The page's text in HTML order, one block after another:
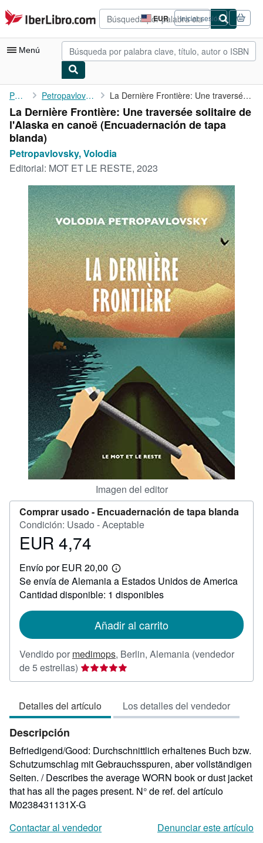
Pasar al contenido principal
IberLibro.com EUR
Preferencias
de
compra
del
Iniciar sesión
Menú
Mi cuenta
Consultar mis pedidos
Búsqueda avanzada
Colecciones
Arte y coleccionismo
Vendedores
Comenzar a vender
Ayuda
CERRAR
Portada Petropavlovsky, Volodia La Dernière Frontière: Une traversée solitaire de l'Alaska en ...
La Dernière Frontière: Une traversée solitaire de
l'Alaska en canoë (Encuadernación de tapa
blanda)
Petropavlovsky, Volodia
Editorial: MOT ET LE RESTE, 2023
Imagen del editor
Comprar usado - Encuadernación de tapa blanda
Condición: Usado - Aceptable
Precio
4,74
EUR 4,74
Envío por EUR 20,00
Más
información
sobre
las
envío
Se envía de Alemania a Estados Unidos de America
Cantidad disponible: 1 disponibles
Añadir al carrito
Vendido por medimops, Berlin, Alemania (vendedor
de 5 estrellas) Calificación
del
5
de
estrellas
Detalles del artículo Los detalles del vendedor
Descripción
Befriedigend/Good: Durchschnittlich erhaltenes Buch bzw.
Schutzumschlag mit Gebrauchsspuren, aber vollständigen
Seiten. / Describes the average WORN book or dust jacket
that has all the pages present. N° de ref. del artículo
M0238431131X-G
Contactar al vendedor
Denunciar este artículo